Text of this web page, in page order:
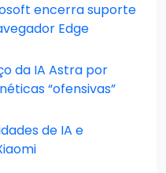
encerra suporte
Edge
da IA Astra por
“ofensivas”
de IA e